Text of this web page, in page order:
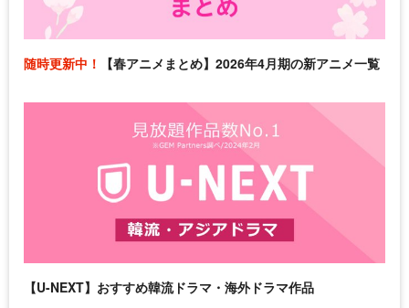
随時更新中！ 【春アニメまとめ】2026年4月期の新アニメ一覧
【U-NEXT】おすすめ韓流ドラマ・海外ドラマ作品